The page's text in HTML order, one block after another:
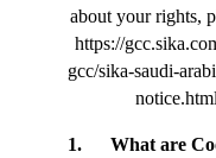
about your rights,
https://
gcc/sika-saudi-
1. What are